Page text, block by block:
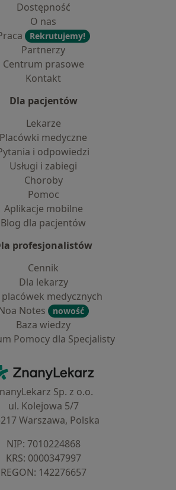
Dostępność
O nas
Rekrutujemy!
Partnerzy
Centrum prasowe
Kontakt
Dla pacjentów
Lekarze
Placówki medyczne
i odpowiedzi
Usługi i zabiegi
Choroby
Pomoc
Aplikacje mobilne
Blog dla pacjentów
profesjonalistów
Cennik
Dla lekarzy
placówek medycznych
Notes
nowość
Baza wiedzy
Pomocy dla Specjalisty
ZnanyLekarz - Strona główna
Sp. z o.o.
ul. Kolejowa 5/7
Warszawa, Polska
NIP: ⁠7010224868
KRS: ⁠0000347997
REGON: ⁠142276657